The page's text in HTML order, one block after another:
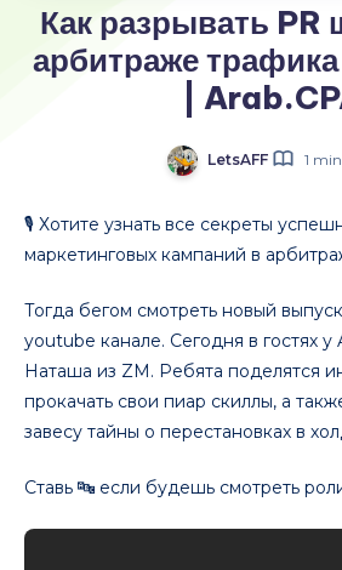
Как разрывать
арбитраже
|
LetsAFF 1
🎙 Хотите узнать все секреты
маркетинговых кампаний в
Тогда бегом смотреть новый
youtube канале. Сегодня в гостях
Наташа из ZM. Ребята поделятся
прокачать свои пиар скиллы, а
завесу тайны о перестановках в
Ставь 🔤 если будешь смотреть